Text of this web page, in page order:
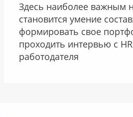
Здесь наиболее важным
становится умение
формировать свое
проходить интервью с
работодателя